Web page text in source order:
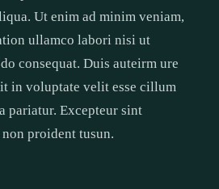
Ut enim ad minim veniam,
ullamco labori nisi ut
consequat. Duis auteirm ure
in voluptate velit esse cillum
pariatur. Excepteur sint
proident tusun.